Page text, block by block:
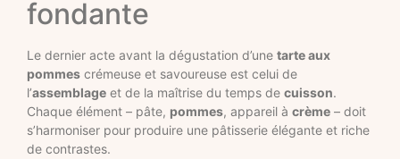
fondante
Le dernier acte avant la dégustation d’une tarte aux
pommes crémeuse et savoureuse est celui de
l’assemblage et de la maîtrise du temps de cuisson.
Chaque élément – pâte, pommes, appareil à crème – doit
s’harmoniser pour produire une pâtisserie élégante et riche
de contrastes.